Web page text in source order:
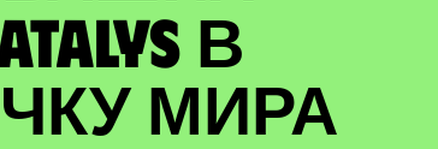
В
МИРА